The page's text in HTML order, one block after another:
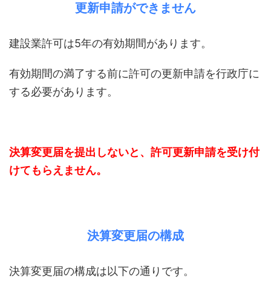
更新申請ができません
建設業許可は5年の有効期間があります。
有効期間の満了する前に許可の更新申請を行政庁に
する必要があります。
決算変更届を提出しないと、許可更新申請を受け付
けてもらえません。
決算変更届の構成
決算変更届の構成は以下の通りです。